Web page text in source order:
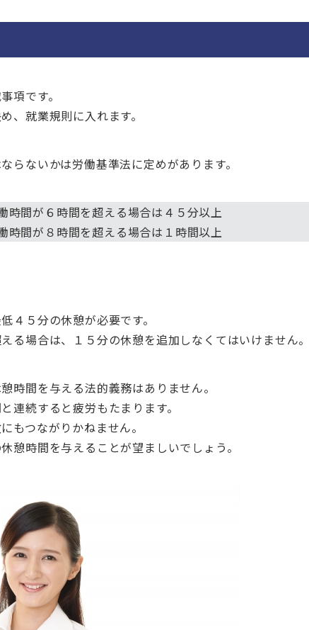
項です。
、就業規則に入れます。
らないかは労働基準法に定めがあります。
時間が６時間を超える場合は４５分以上
時間が８時間を超える場合は１時間以上
４５分の休憩が必要です。
る場合は、１５分の休憩を追加しなくてはいけません。
時間を与える法的義務はありません。
連続すると疲労もたまります。
もつながりかねません。
憩時間を与えることが望ましいでしょう。